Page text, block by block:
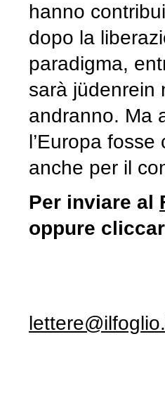
hanno
dopo la
paradigma,
sarà jüdenrein
andranno. Ma
l’Europa
anche per il
Per inviare al
oppure